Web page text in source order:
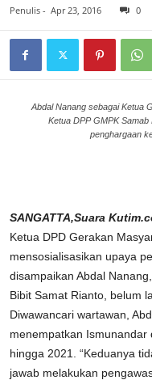
Penulis - Apr 23, 2016 0
Abdal Nanang sebagai Ketua
Ketua DPP GMPK
penghargaan
SANGATTA,Suara
Ketua DPD Gerakan
mensosialisasikan upaya
disampaikan Abdal
Bibit Samat Rianto, belum
Diwawancari wartawan,
menempatkan Ismunandar
hingga 2021. “Keduanya
jawab melakukan